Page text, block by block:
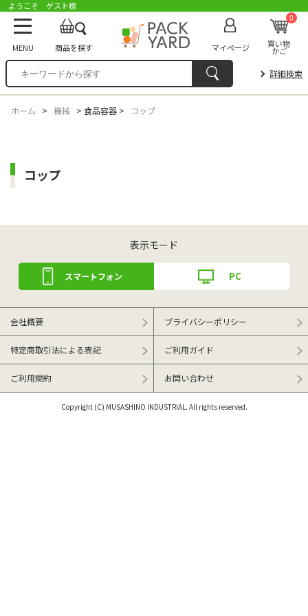
ようこそ ゲスト様
MENU 商品を探す マイページ
0
買い物
かご
詳細検索
ホーム > 機械 > 食品容器 > コップ
コップ
表示モード
スマートフォン PC
会社概要 プライバシーポリシー
特定商取引法による表記 ご利用ガイド
ご利用規約 お問い合わせ
Copyright (C) MUSASHINO INDUSTRIAL. All rights reserved.